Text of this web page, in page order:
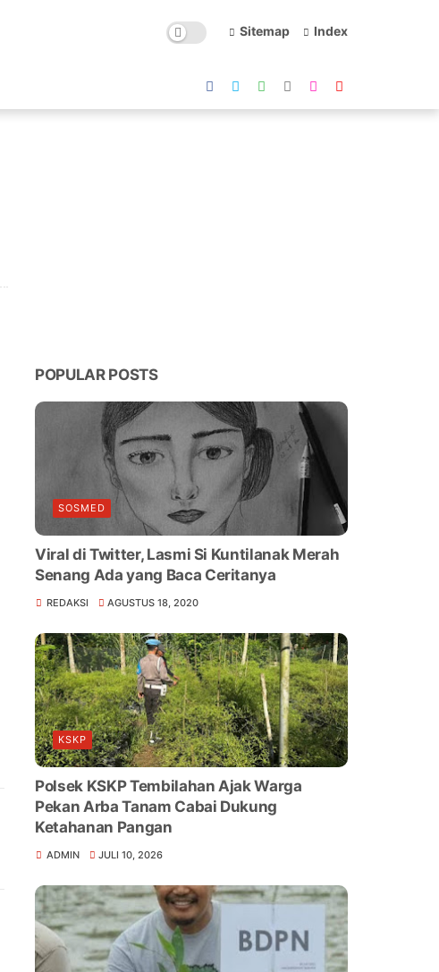
Sitemap Index
POPULAR POSTS
SOSMED
Viral di Twitter, Lasmi Si Kuntilanak Merah
Senang Ada yang Baca Ceritanya
REDAKSI AGUSTUS 18, 2020
KSKP
Polsek KSKP Tembilahan Ajak Warga
Pekan Arba Tanam Cabai Dukung
Ketahanan Pangan
ADMIN JULI 10, 2026